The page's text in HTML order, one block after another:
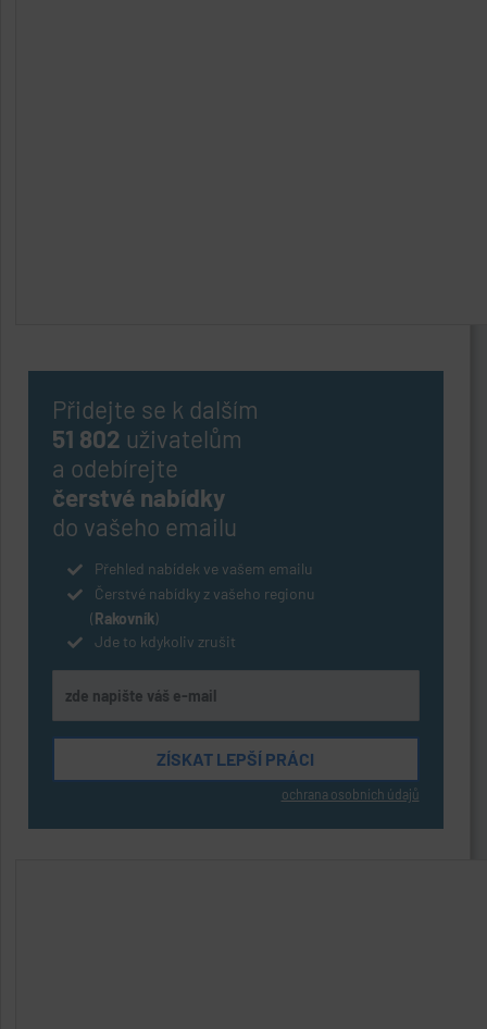
Přidejte se k dalším
51 802 uživatelům
a odebírejte
čerstvé nabídky
do vašeho emailu
Přehled nabídek ve vašem emailu
Čerstvé nabídky z vašeho regionu
(Rakovník)
Jde to kdykoliv zrušit
ochrana osobních údajů